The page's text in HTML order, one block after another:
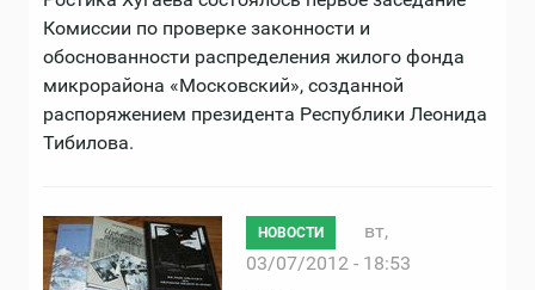
Комиссии по проверке законности и
обоснованности распределения жилого фонда
микрорайона «Московский», созданной
распоряжением президента Республики Леонида
Тибилова.
НОВОСТИ
вт,
03/07/2012 - 18:53